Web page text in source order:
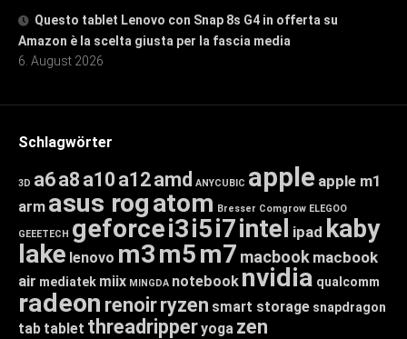
Questo tablet Lenovo con Snap 8s G4 in offerta su
Amazon è la scelta giusta per la fascia media
6. August 2026
Schlagwörter
3D a6a8 a10 a12amd ANYCUBIC apple apple m1
arm asus rogatom Bresser Comgrow ELEGOO
GEEETECH geforcei3i5i7intel ipad kaby
lake lenovo m3m5m7 macbook macbook
air mediatek miix MINGDA notebook nvidia qualcomm
radeon renoirryzen smart storage snapdragon
tab tablet threadripperyoga zen